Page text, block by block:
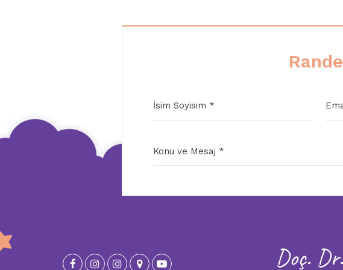
İsim Soyisim *
Konu ve Mesaj *